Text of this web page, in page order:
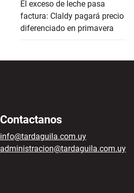
El exceso de leche pasa
factura: Claldy pagará precio
diferenciado en primavera
Contactanos
info@tardaguila.com.uy
administracion@tardaguila.com.uy